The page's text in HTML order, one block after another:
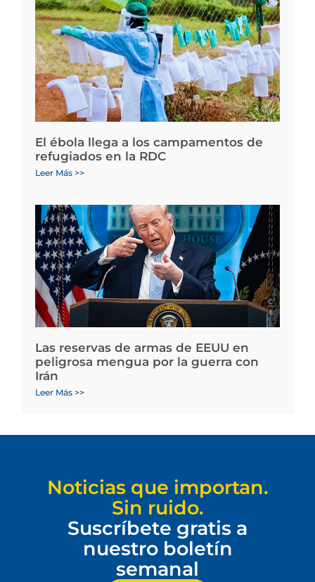
El ébola llega a los campamentos de
refugiados en la RDC
Leer Más >>
Las reservas de armas de EEUU en
peligrosa mengua por la guerra con
Irán
Leer Más >>
Noticias que importan.
Sin ruido.
Suscríbete gratis a
nuestro boletín
semanal